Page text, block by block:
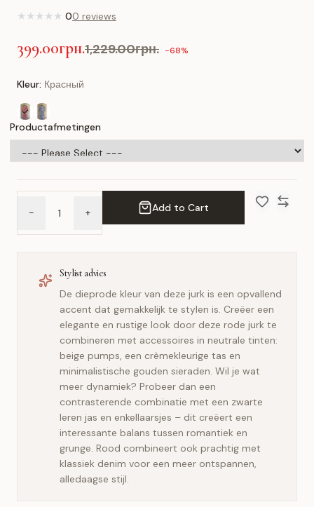
★ ★ ★ ★ ★ 00 reviews
399.00грн.1,229.00грн. -68%
Kleur: Красный
Productafmetingen
- + Add to Cart
Stylist advies
De dieprode kleur van deze jurk is een opvallend
accent dat gemakkelijk te stylen is. Creëer een
elegante en rustige look door deze rode jurk te
combineren met accessoires in neutrale tinten:
beige pumps, een crèmekleurige tas en
minimalistische gouden sieraden. Wil je wat
meer dynamiek? Probeer dan een
contrasterende combinatie met een zwarte
leren jas en enkellaarsjes – dit creëert een
interessante balans tussen romantiek en
grunge. Rood combineert ook prachtig met
klassiek denim voor een meer ontspannen,
alledaagse stijl.